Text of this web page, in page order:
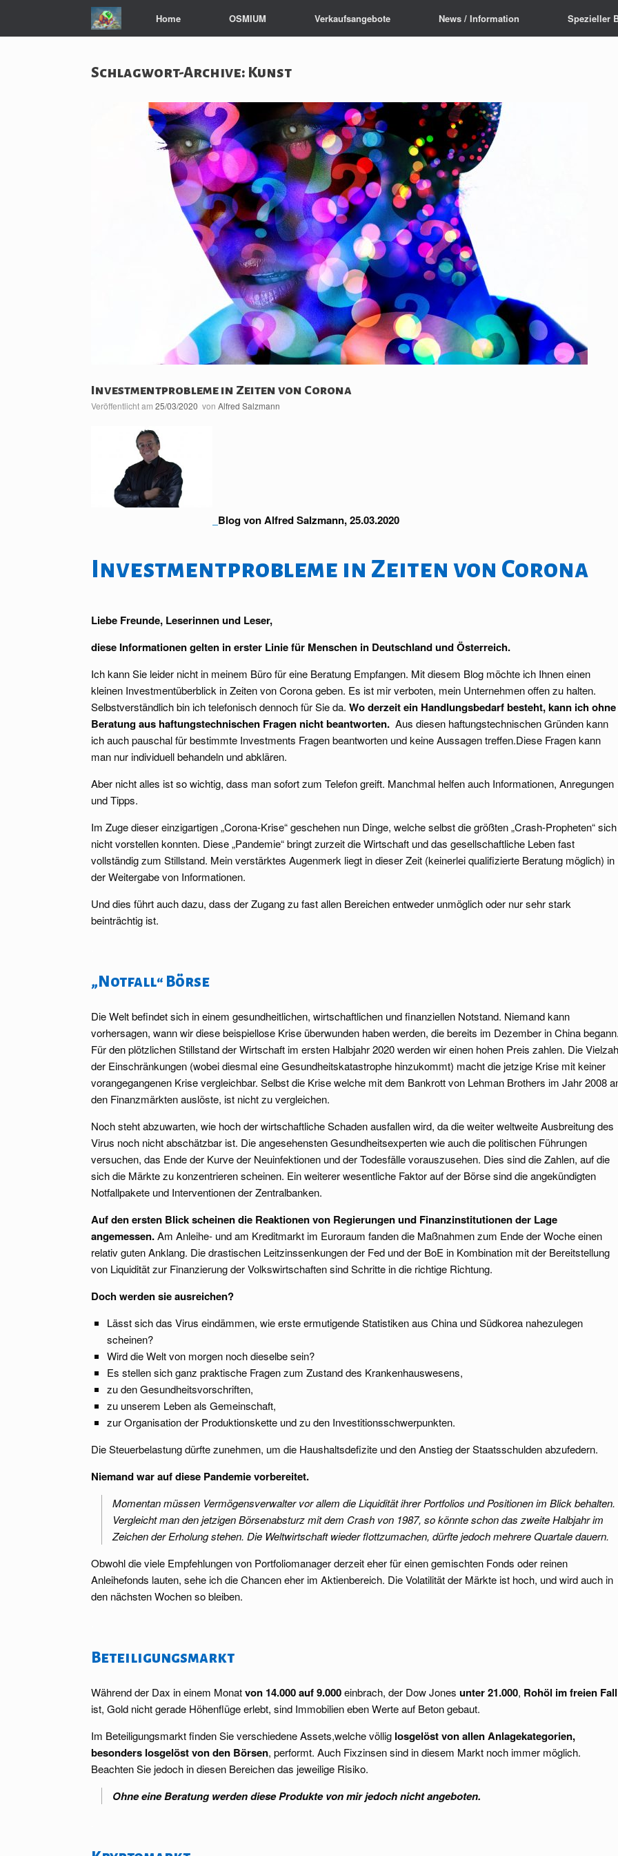
Home OSMIUM Verkaufsangebote News / Information Spezieller
Schlagwort-Archive: Kunst
Investmentprobleme in Zeiten von Corona
Veröffentlicht am 25/03/2020 von Alfred Salzmann
Blog von Alfred Salzmann, 25.03.2020
Investmentprobleme in Zeiten von Corona
Liebe Freunde, Leserinnen und Leser,
diese Informationen gelten in erster Linie für Menschen in Deutschland und Österreich.
Ich kann Sie leider nicht in meinem Büro für eine Beratung Empfangen. Mit diesem Blog möchte ich Ihnen einen
kleinen Investmentüberblick in Zeiten von Corona geben. Es ist mir verboten, mein Unternehmen offen zu halten.
Selbstverständlich bin ich telefonisch dennoch für Sie da. Wo derzeit ein Handlungsbedarf besteht, kann ich ohne
Beratung aus haftungstechnischen Fragen nicht beantworten. Aus diesen haftungstechnischen Gründen kann
ich auch pauschal für bestimmte Investments Fragen beantworten und keine Aussagen treffen.Diese Fragen kann
man nur individuell behandeln und abklären.
Aber nicht alles ist so wichtig, dass man sofort zum Telefon greift. Manchmal helfen auch Informationen, Anregungen
und Tipps.
Im Zuge dieser einzigartigen „Corona-Krise“ geschehen nun Dinge, welche selbst die größten „Crash-Propheten“ sich
nicht vorstellen konnten. Diese „Pandemie“ bringt zurzeit die Wirtschaft und das gesellschaftliche Leben fast
vollständig zum Stillstand. Mein verstärktes Augenmerk liegt in dieser Zeit (keinerlei qualifizierte Beratung möglich) in
der Weitergabe von Informationen.
Und dies führt auch dazu, dass der Zugang zu fast allen Bereichen entweder unmöglich oder nur sehr stark
beinträchtig ist.
„Notfall“ Börse
Die Welt befindet sich in einem gesundheitlichen, wirtschaftlichen und finanziellen Notstand. Niemand kann
vorhersagen, wann wir diese beispiellose Krise überwunden haben werden, die bereits im Dezember in China begann.
Für den plötzlichen Stillstand der Wirtschaft im ersten Halbjahr 2020 werden wir einen hohen Preis zahlen. Die
der Einschränkungen (wobei diesmal eine Gesundheitskatastrophe hinzukommt) macht die jetzige Krise mit keiner
vorangegangenen Krise vergleichbar. Selbst die Krise welche mit dem Bankrott von Lehman Brothers im Jahr 2008
den Finanzmärkten auslöste, ist nicht zu vergleichen.
Noch steht abzuwarten, wie hoch der wirtschaftliche Schaden ausfallen wird, da die weiter weltweite Ausbreitung des
Virus noch nicht abschätzbar ist. Die angesehensten Gesundheitsexperten wie auch die politischen Führungen
versuchen, das Ende der Kurve der Neuinfektionen und der Todesfälle vorauszusehen. Dies sind die Zahlen, auf die
sich die Märkte zu konzentrieren scheinen. Ein weiterer wesentliche Faktor auf der Börse sind die angekündigten
Notfallpakete und Interventionen der Zentralbanken.
Auf den ersten Blick scheinen die Reaktionen von Regierungen und Finanzinstitutionen der Lage
angemessen.Am Anleihe- und am Kreditmarkt im Euroraum fanden die Maßnahmen zum Ende der Woche einen
relativ guten Anklang. Die drastischen Leitzinssenkungen der Fed und der BoE in Kombination mit der Bereitstellung
von Liquidität zur Finanzierung der Volkswirtschaften sind Schritte in die richtige Richtung.
Doch werden sie ausreichen?
Lässt sich das Virus eindämmen, wie erste ermutigende Statistiken aus China und Südkorea nahezulegen
scheinen?
Wird die Welt von morgen noch dieselbe sein?
Es stellen sich ganz praktische Fragen zum Zustand des Krankenhauswesens,
zu den Gesundheitsvorschriften,
zu unserem Leben als Gemeinschaft,
zur Organisation der Produktionskette und zu den Investitionsschwerpunkten.
Die Steuerbelastung dürfte zunehmen, um die Haushaltsdefizite und den Anstieg der Staatsschulden abzufedern.
Niemand war auf diese Pandemie vorbereitet.
Momentan müssen Vermögensverwalter vor allem die Liquidität ihrer Portfolios und Positionen im Blick behalten.
Vergleicht man den jetzigen Börsenabsturz mit dem Crash von 1987, so könnte schon das zweite Halbjahr im
Zeichen der Erholung stehen. Die Weltwirtschaft wieder flottzumachen, dürfte jedoch mehrere Quartale dauern.
Obwohl die viele Empfehlungen von Portfoliomanager derzeit eher für einen gemischten Fonds oder reinen
Anleihefonds lauten, sehe ich die Chancen eher im Aktienbereich. Die Volatilität der Märkte ist hoch, und wird auch in
den nächsten Wochen so bleiben.
Beteiligungsmarkt
Während der Dax in einem Monatvon 14.000 auf 9.000einbrach, der Dow Jones unter 21.000, Rohöl im freien Fall
ist, Gold nicht gerade Höhenflüge erlebt, sind Immobilien eben Werte auf Beton gebaut.
Im Beteiligungsmarkt finden Sie verschiedene Assets,welche völlig losgelöst von allen Anlagekategorien,
besonders losgelöst von den Börsen, performt. Auch Fixzinsen sind in diesem Markt noch immer möglich.
Beachten Sie jedoch in diesen Bereichen das jeweilige Risiko.
Ohne eine Beratung werden diese Produkte von mir jedoch nicht angeboten.